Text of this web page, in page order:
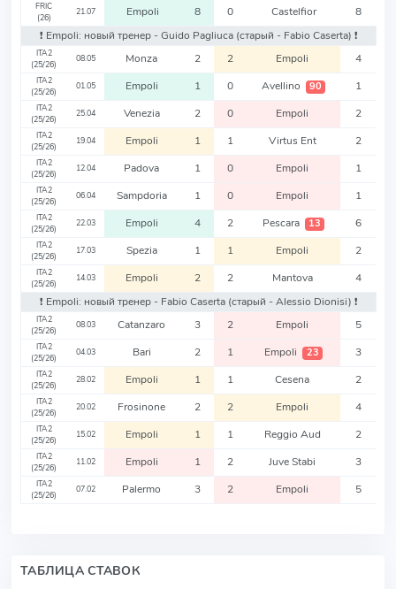
FRIC
(26)
21.07 Empoli 8 0 Castelfior
8
❗️ Empoli: новый тренер - Guido Pagliuca (старый - Fabio Caserta) ❗️
ITA2
(25/26)
08.05 Monza 2 2 Empoli 4
ITA2
(25/26)
01.05 Empoli 1 0 Avellino 90 1
ITA2
(25/26)
25.04 Venezia 2 0 Empoli 2
ITA2
(25/26)
19.04 Empoli 1 1 Virtus Ent 2
ITA2
(25/26)
12.04 Padova 1 0 Empoli 1
ITA2
(25/26)
06.04 Sampdoria 1 0 Empoli 1
ITA2
(25/26)
22.03 Empoli 4 2 Pescara 13 6
ITA2
(25/26)
17.03 Spezia 1 1 Empoli 2
ITA2
(25/26)
14.03 Empoli 2 2 Mantova
4
❗️ Empoli: новый тренер - Fabio Caserta (старый - Alessio Dionisi) ❗️
ITA2
(25/26)
08.03 Catanzaro 3 2 Empoli 5
ITA2
(25/26)
04.03 Bari 2 1 Empoli 23 3
ITA2
(25/26)
28.02 Empoli 1 1 Cesena 2
ITA2
(25/26)
20.02 Frosinone 2 2 Empoli 4
ITA2
(25/26)
15.02 Empoli 1 1 Reggio Aud 2
ITA2
(25/26)
11.02 Empoli 1 2 Juve Stabi 3
ITA2
(25/26)
07.02 Palermo 3 2 Empoli 5
ТАБЛИЦА СТАВОК